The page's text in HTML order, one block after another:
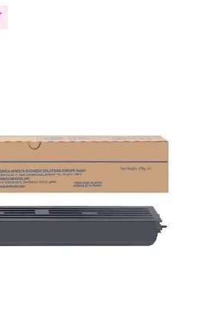
C
: 33200
Minolta - cyan - toner de marque